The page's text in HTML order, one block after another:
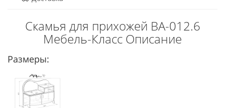
Скамья для прихожей ВА-012.6
Мебель-Класс Описание
Размеры: